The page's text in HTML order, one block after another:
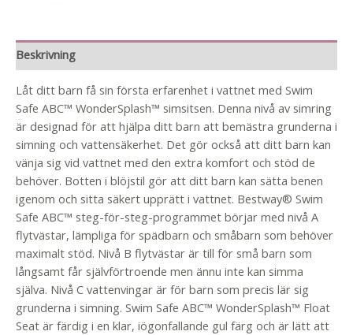
Beskrivning
Låt ditt barn få sin första erfarenhet i vattnet med Swim
Safe ABC™ WonderSplash™ simsitsen. Denna nivå av simring
är designad för att hjälpa ditt barn att bemästra grunderna i
simning och vattensäkerhet. Det gör också att ditt barn kan
vänja sig vid vattnet med den extra komfort och stöd de
behöver. Botten i blöjstil gör att ditt barn kan sätta benen
igenom och sitta säkert upprätt i vattnet. Bestway® Swim
Safe ABC™ steg-för-steg-programmet börjar med nivå A
flytvästar, lämpliga för spädbarn och småbarn som behöver
maximalt stöd. Nivå B flytvästar är till för små barn som
långsamt får självförtroende men ännu inte kan simma
själva. Nivå C vattenvingar är för barn som precis lär sig
grunderna i simning. Swim Safe ABC™ WonderSplash™ Float
Seat är färdig i en klar, iögonfallande gul färg och är lätt att